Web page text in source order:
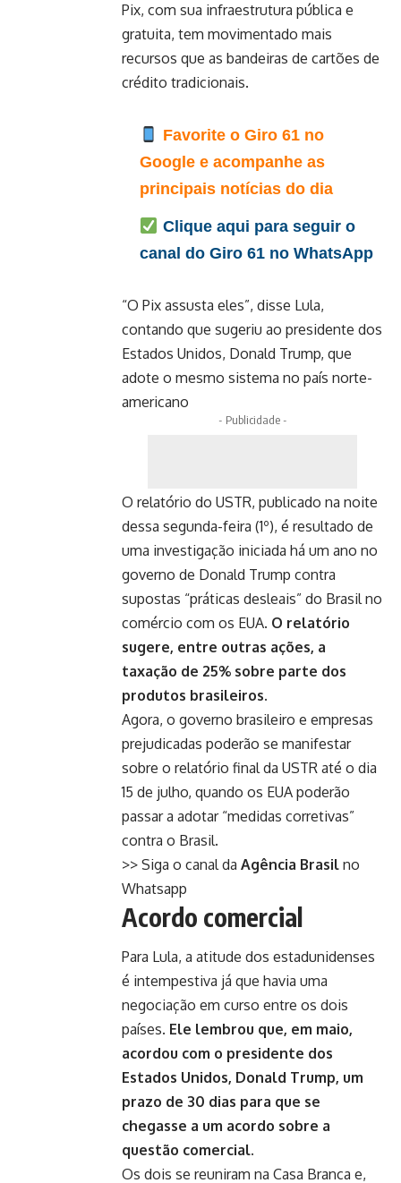
Pix, com sua infraestrutura pública e
gratuita, tem movimentado mais
recursos que as bandeiras de cartões de
crédito tradicionais.
Favorite o Giro 61 no
Google e acompanhe as
principais notícias do dia
Clique aqui para seguir o
canal do Giro 61 no WhatsApp
“O Pix assusta eles”, disse Lula,
contando que sugeriu ao presidente dos
Estados Unidos, Donald Trump, que
adote o mesmo sistema no país norte-
americano
- Publicidade -
O relatório do USTR, publicado na noite
dessa segunda-feira (1º), é resultado de
uma investigação iniciada há um ano no
governo de Donald Trump contra
supostas “práticas desleais” do Brasil no
comércio com os EUA. O relatório
sugere, entre outras ações, a
taxação de 25% sobre parte dos
produtos brasileiros.
Agora, o governo brasileiro e empresas
prejudicadas poderão se manifestar
sobre o relatório final da USTR até o dia
15 de julho, quando os EUA poderão
passar a adotar “medidas corretivas”
contra o Brasil.
>> Siga o canal da Agência Brasil no
Whatsapp
Acordo comercial
Para Lula, a atitude dos estadunidenses
é intempestiva já que havia uma
negociação em curso entre os dois
países. Ele lembrou que, em maio,
acordou com o presidente dos
Estados Unidos, Donald Trump, um
prazo de 30 dias para que se
chegasse a um acordo sobre a
questão comercial.
Os dois se reuniram na Casa Branca e,